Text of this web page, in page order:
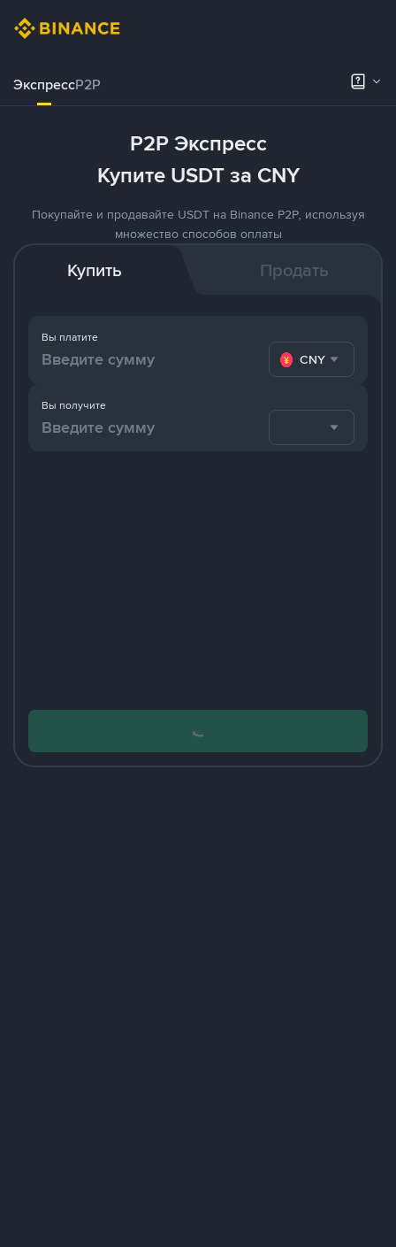
ЭкспрессP2P
P2P Экспресс
Купите USDT за CNY
Покупайте и продавайте USDT на Binance P2P, используя
множество способов оплаты
Купить Продать
Вы платите
CNY
Вы получите